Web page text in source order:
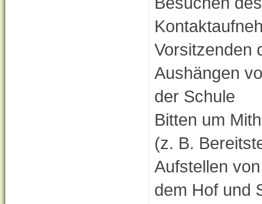
Vorsitzenden
Aushängen
der Schule
Bitten um
(z. B.
Aufstellen
dem Hof und